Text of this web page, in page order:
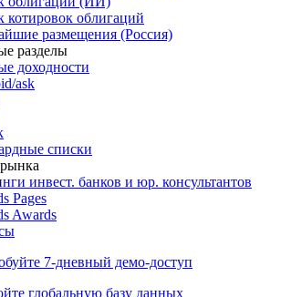
облигаций & Карты рынка
облигаций (ИИ)
котировок облигаций
размещения (Россия)
разделы
доходности
ask
списки
рынка
инвест. банков и юр. консультантов
Pages
Awards